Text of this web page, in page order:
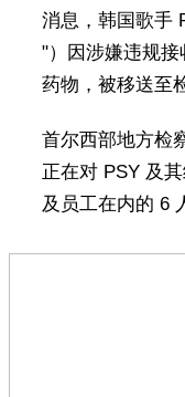
消息，韩国歌手
"）因涉嫌违规
药物，被移送至
首尔西部地方检
正在对 PSY 及
及员工在内的 6